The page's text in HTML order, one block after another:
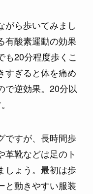
がら歩いてみまし
有酸素運動の効果
も20分程度歩くこ
すぎると体を痛め
で逆効果。20分以
ですが、長時間歩
革靴などは足のト
しょう。最初は歩
と動きやすい服装